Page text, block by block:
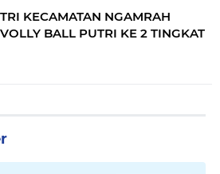
KECAMATAN NGAMRAH
BALL PUTRI KE 2 TINGKAT